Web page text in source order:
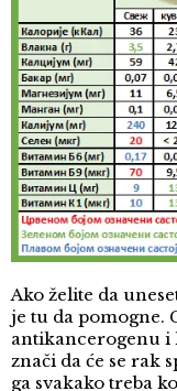
Ako želite da
je tu da pomogne.
antikancerogenu i
znači da će se rak
ga svakako treba